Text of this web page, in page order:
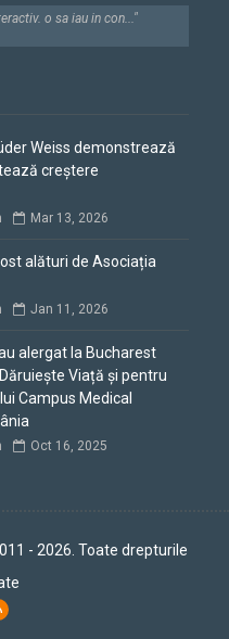
o sa iau in con..."
Weiss demonstrează
creștere
Mar 13, 2026
alături de Asociația
Jan 11, 2026
alergat la Bucharest
Viață și pentru
Campus Medical
Oct 16, 2025
- 2026. Toate drepturile